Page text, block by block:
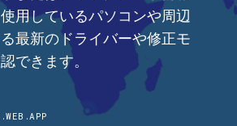
用しているパソコンや周辺
最新のドライバーや修正モ
できます。